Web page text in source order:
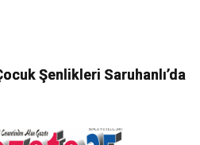
Şenlikleri Saruhanlı’da